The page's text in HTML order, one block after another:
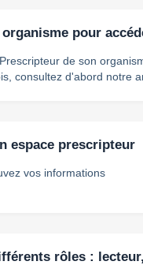
pour
organisme | Si vous accédez à
consultez d'abord notre
espace prescripteur
vos informations
rôles :